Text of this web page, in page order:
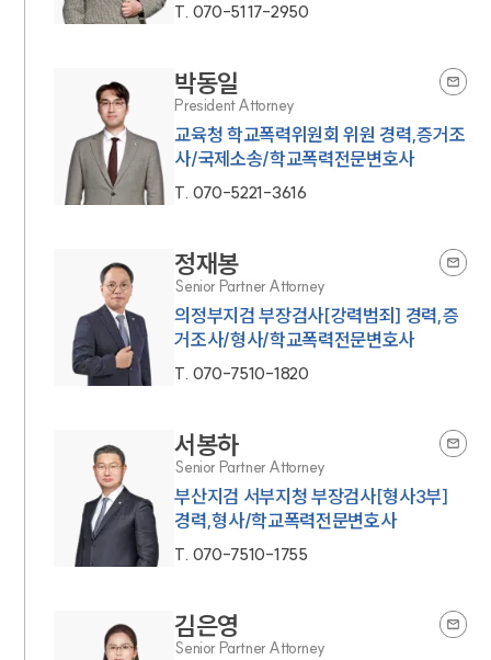
T. 070-5117-2950
박동일
President Attorney
교육청 학교폭력위원회 위원 경력,증거조
사/국제소송/학교폭력전문변호사
T. 070-5221-3616
정재봉
Senior Partner Attorney
의정부지검 부장검사[강력범죄] 경력,증
거조사/형사/학교폭력전문변호사
T. 070-7510-1820
서봉하
Senior Partner Attorney
부산지검 서부지청 부장검사[형사3부]
경력,형사/학교폭력전문변호사
T. 070-7510-1755
김은영
Senior Partner Attorney